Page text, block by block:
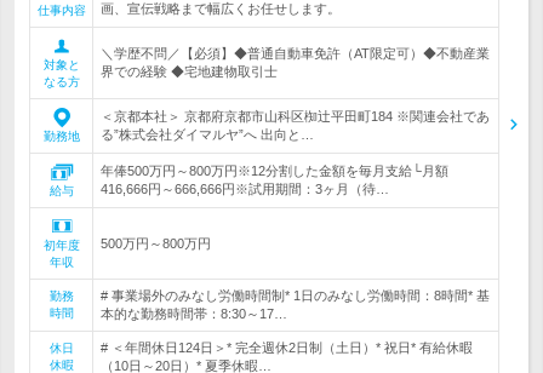
仕事内容
画、宣伝戦略まで幅広くお任せします。
対象と
なる方
＼学歴不問／【必須】◆普通自動車免許（AT限定可）◆不動産業
界での経験 ◆宅地建物取引士
勤務地
＜京都本社＞ 京都府京都市山科区椥辻平田町184 ※関連会社であ
る”株式会社ダイマルヤ”へ 出向と…
給与
年俸500万円～800万円※12分割した金額を毎月支給└月額
416,666円～666,666円※試用期間：3ヶ月（待…
初年度
年収
500万円～800万円
勤務
時間
# 事業場外のみなし労働時間制* 1日のみなし労働時間：8時間* 基
本的な勤務時間帯：8:30～17…
休日
休暇
# ＜年間休日124日＞* 完全週休2日制（土日）* 祝日* 有給休暇
（10日～20日）* 夏季休暇…